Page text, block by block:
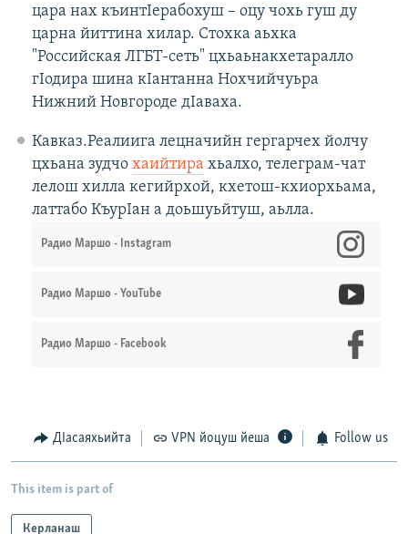
цара нах къинтIерабохуш – оцу чохь гуш ду
царна йиттина хилар. Стохка аьхка
"Российская ЛГБТ-сеть" цхьаьнакхетаралло
гIодира шина кIантанна Нохчийчуьра
Нижний Новгороде дIаваха.
Кавказ.Реалиига лецначийн гергарчех йолчу
цхьана зудчо хаийтира хьалхо, телеграм-чат
лелош хилла кегийрхой, кхетош-кхиорхьама,
латтабо КъурIан а доьшуьйтуш, аьлла.
Радио Маршо - Instagram
Радио Маршо - YouTube
Радио Маршо - Facebook
ДIасаяхьийта VPN йоцуш йеша Follow us
This item is part of
Керланаш